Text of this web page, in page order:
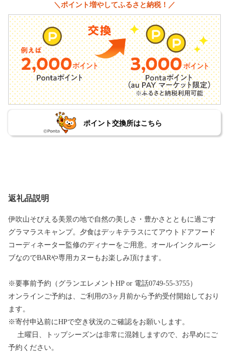
＼ポイント増やしてふるさと納税！／
ポイント交換所はこちら
返礼品説明
伊吹山そびえる美景の地で自然の美しさ・豊かさとともに過ごす
グラマラスキャンプ。夕食はデッキテラスにてアウトドアフード
コーディネーター監修のディナーをご用意。オールインクルーシ
ブなのでBARや専用カヌーもお楽しみ頂けます。
※要事前予約（グランエレメントHP or 電話0749-55-3755）
オンラインご予約は、ご利用の3ヶ月前から予約受付開始しており
ます。
※寄付申込前にHPで空き状況のご確認をお願いします。
土曜日、トップシーズンは非常に混雑しますので、お早めにご
予約ください。